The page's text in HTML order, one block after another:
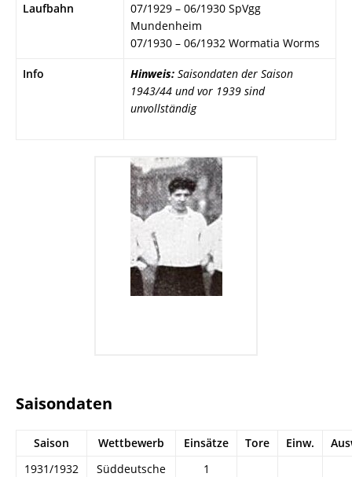
Laufbahn
07/1929 – 06/1930 SpVgg
Mundenheim
07/1930 – 06/1932 Wormatia Worms
Info Hinweis: Saisondaten der Saison
1943/44 und vor 1939 sind
unvollständig
Saisondaten
Saison Wettbewerb Einsätze Tore Einw.
1931/1932
Süddeutsche
1